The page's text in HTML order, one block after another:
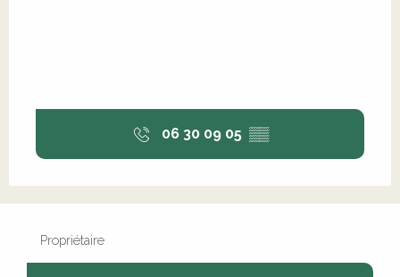
06 30 09 05 ▒▒
Propriétaire